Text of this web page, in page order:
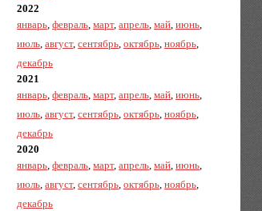
2022
январь,февраль,март,апрель,май,июнь,
июль,август,сентябрь,октябрь,ноябрь,
декабрь
2021
январь,февраль,март,апрель,май,июнь,
июль,август,сентябрь,октябрь,ноябрь,
декабрь
2020
январь,февраль,март,апрель,май,июнь,
июль,август,сентябрь,октябрь,ноябрь,
декабрь